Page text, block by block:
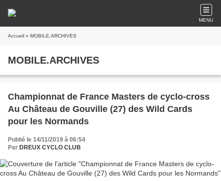
MENU
Accueil » MOBILE.ARCHIVES
MOBILE.ARCHIVES
Championnat de France Masters de cyclo-cross
Au Château de Gouville (27) des Wild Cards
pour les Normands
Publié le 14/11/2019 à 06:54
Par DREUX CYCLO CLUB